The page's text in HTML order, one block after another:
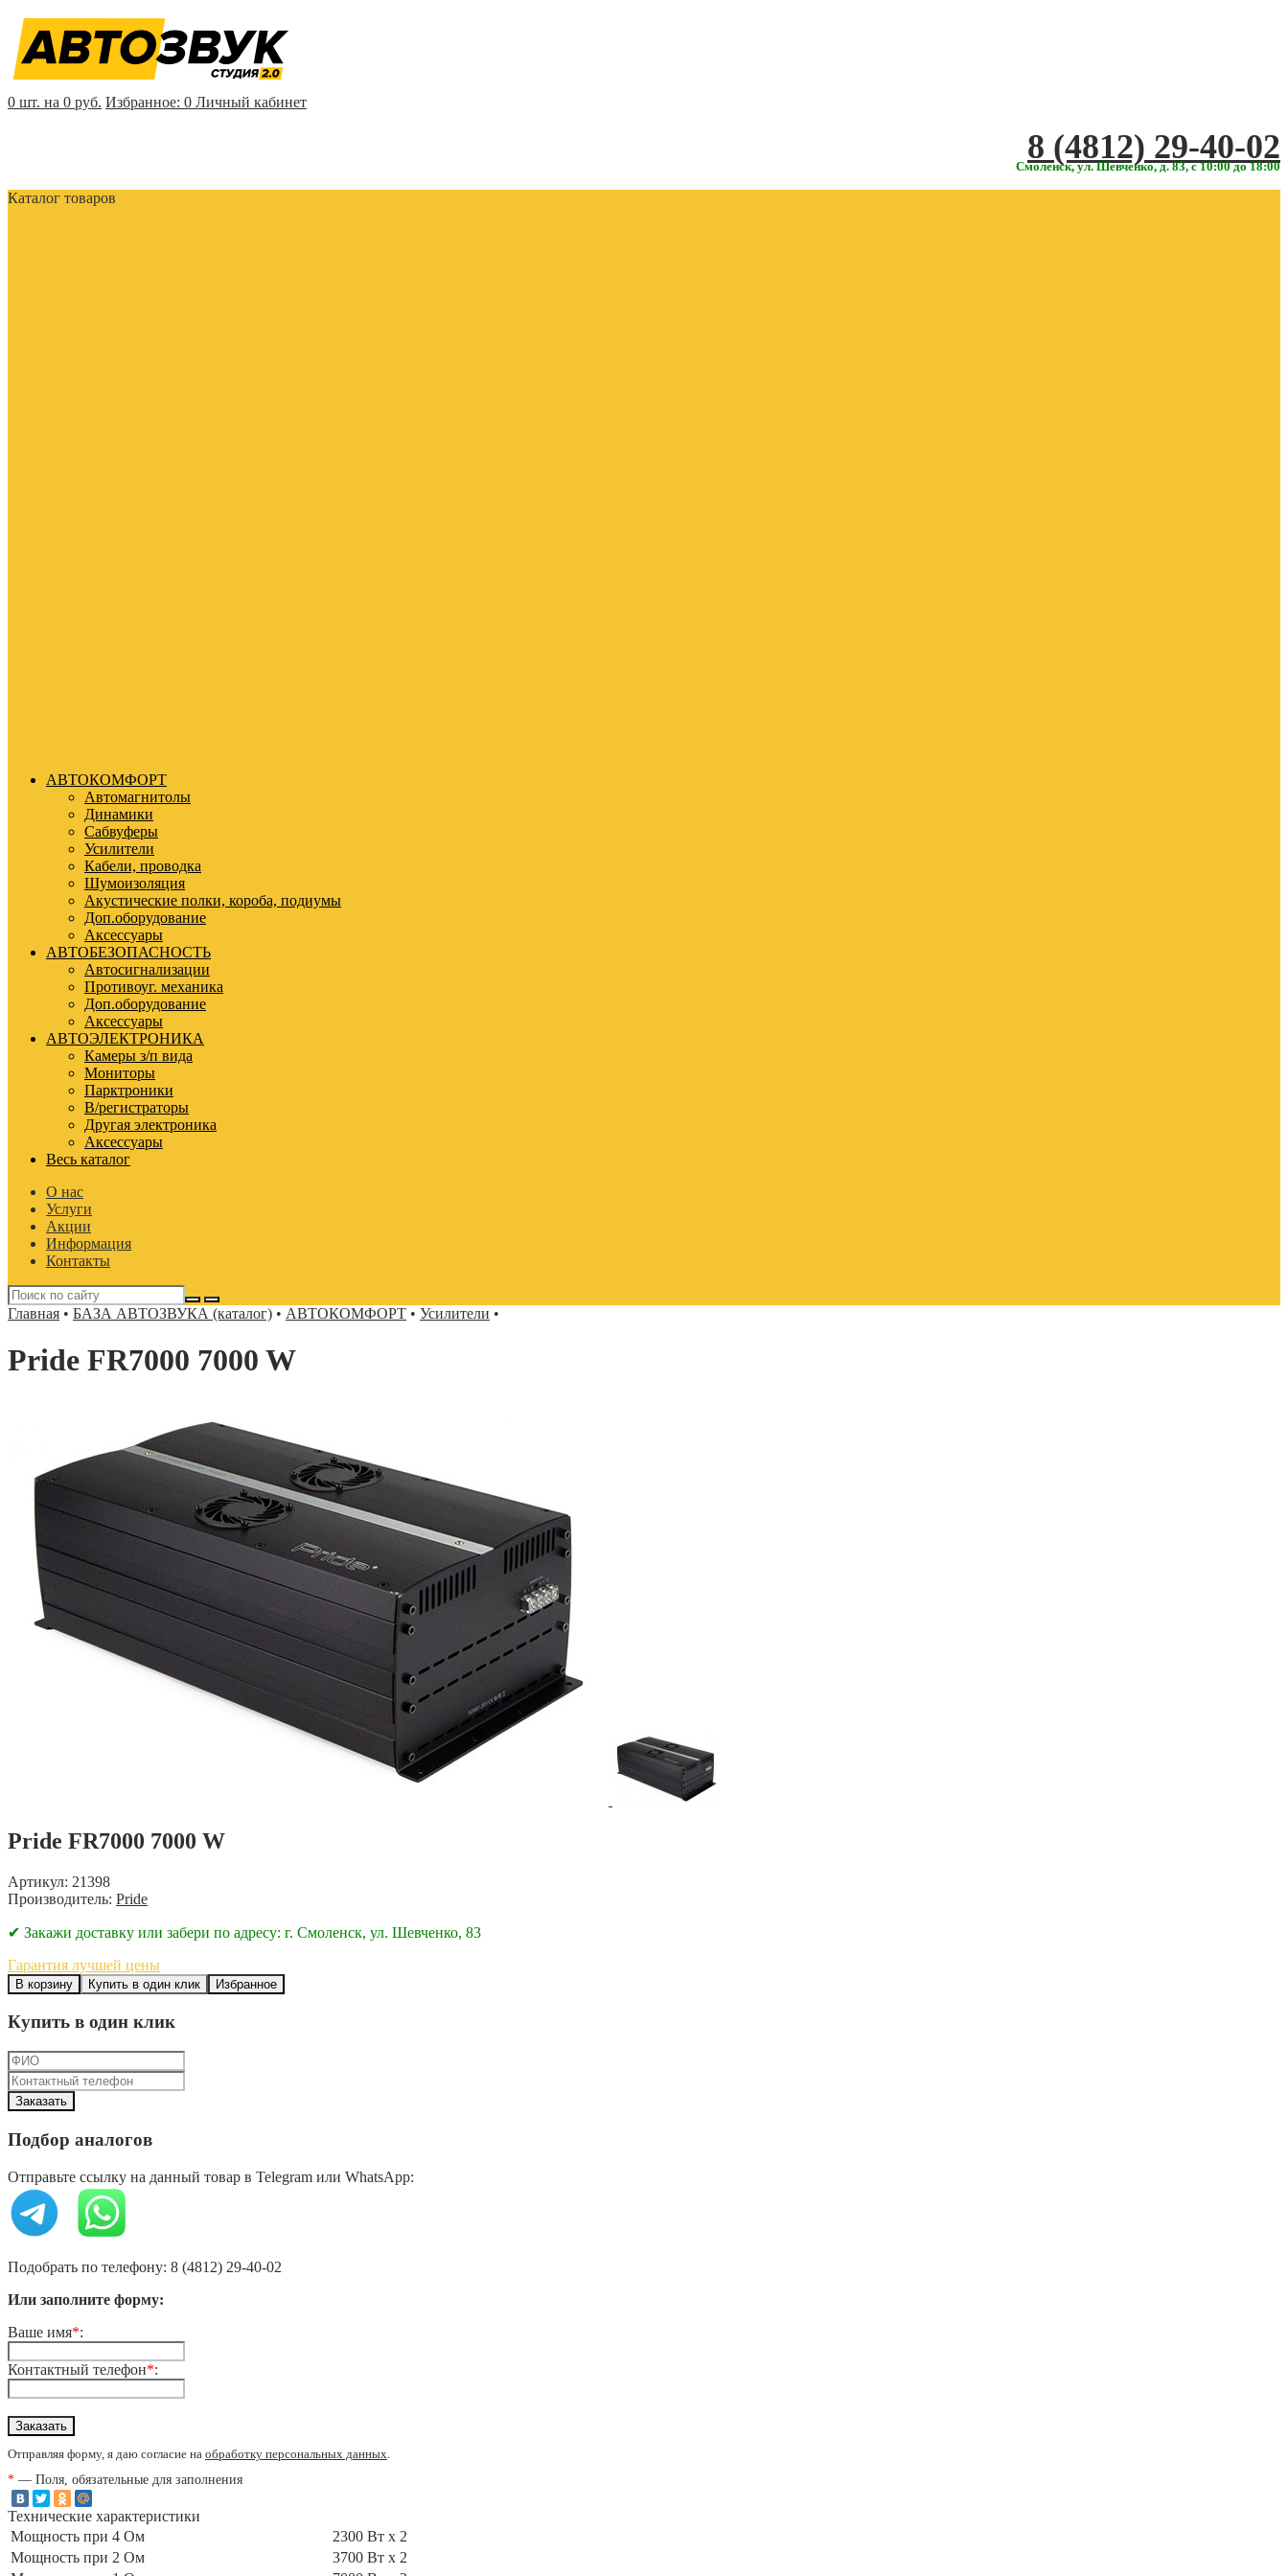
0 шт. на 0 руб. Избранное: 0 Личный кабинет
‎‎8 (4812) 29-40-02
Смоленск, ул. Шевченко, д. 83, с 10:00 до 18:00
Каталог товаров
АВТОКОМФОРТ
Автомагнитолы
Динамики
Сабвуферы
Усилители
Кабели, проводка
Шумоизоляция
Акустические полки, короба, подиумы
Доп.оборудование
Аксессуары
АВТОБЕЗОПАСНОСТЬ
Автосигнализации
Противоуг. механика
Доп.оборудование
Аксессуары
АВТОЭЛЕКТРОНИКА
Камеры з/п вида
Мониторы
Парктроники
В/регистраторы
Другая электроника
Аксессуары
Весь каталог
О нас
Услуги
Акции
Информация
Контакты
Главная • БАЗА АВТОЗВУКА (каталог) • АВТОКОМФОРТ • Усилители •
Pride FR7000 7000 W
Pride FR7000 7000 W
Артикул: 21398
Производитель: Pride
✔ Закажи доставку или забери по адресу: г. Смоленск, ул. Шевченко, 83
Гарантия лучшей цены
В корзину Купить в один клик Избранное
Купить в один клик
Подбор аналогов
Отправьте ссылку на данный товар в Telegram или WhatsApp:
Подобрать по телефону: 8 (4812) 29-40-02
Или заполните форму:
Ваше имя*:
Контактный телефон*:
Отправляя форму, я даю согласие на обработку персональных данных.
* — Поля, обязательные для заполнения
Технические характеристики
Мощность при 4 Ом
2300 Вт x 2
Мощность при 2 Ом
3700 Вт x 2